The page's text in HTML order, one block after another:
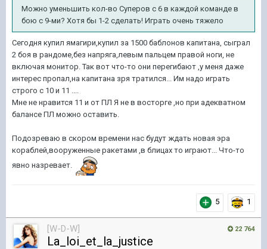
Можно уменьшить кол-во Суперов с 6 в каждой команде в
бою с 9-ми? Хотя бы 1-2 сделать! Играть очень тяжело
Сегодня купил ямагири,купил за 1500 баблонов капитана, сыграл
2 боя в рандоме,без напряга,левым пальцем правой ноги, не
включая монитор. Так вот что-то они перегибают ,у меня даже
интерес пропал,на капитана зря тратился... Им надо играть
строго с 10 и 11 ....
Мне не нравится 11 и от ПЛ Я не в восторге ,но при адекватном
балансе ПЛ можно оставить.
Подозреваю в скором времени нас будут ждать новая эра
кораблей,вооруженные ракетами ,в блицах то играют... Что-то
явно назревает.
5 1
22 764
[W-D-W]
La_loi_et_la_justice